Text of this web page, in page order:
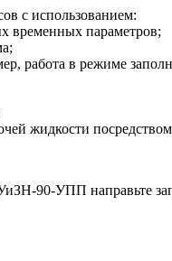
с использованием:
временных параметров;
работа в режиме
жидкости
90-УПП направьте